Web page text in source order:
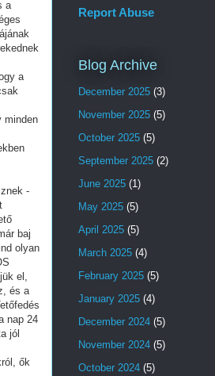
Report Abuse
Blog Archive
December 2025 (3)
November 2025 (5)
October 2025 (5)
September 2025 (2)
June 2025 (1)
May 2025 (5)
April 2025 (5)
March 2025 (4)
February 2025 (5)
January 2025 (4)
December 2024 (5)
November 2024 (5)
October 2024 (5)